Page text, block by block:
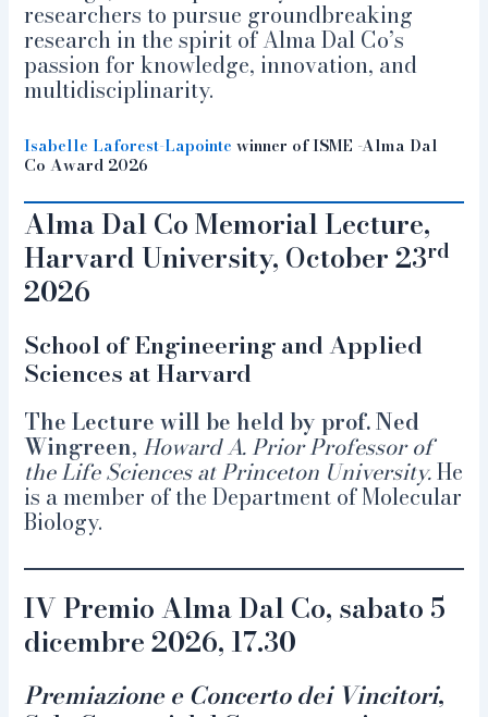
researchers to pursue groundbreaking
research in the spirit of Alma Dal Co’s
passion for knowledge, innovation, and
multidisciplinarity.
Isabelle Laforest-Lapointe winner of ISME -Alma Dal
Co Award 2026
Alma Dal Co Memorial Lecture,
Harvard University, October 23rd
2026
School of Engineering and Applied
Sciences at Harvard
The Lecture will be held by prof. Ned
Wingreen,Howard A. Prior Professor of
the Life Sciences at Princeton University.He
is a member of the Department of Molecular
Biology.
IV Premio Alma Dal Co, sabato 5
dicembre 2026, 17.30
Premiazione e Concertodei Vincitori,